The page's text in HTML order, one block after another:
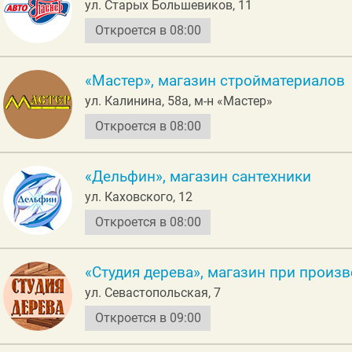
ул. Старых Большевиков, 11
Откроется в 08:00
«Мастер», магазин стройматериалов
ул. Калинина, 58а, м-н «Мастер»
Откроется в 08:00
«Дельфин», магазин сантехники
ул. Каховского, 12
Откроется в 08:00
«Студия дерева», магазин при
ул. Севастопольская, 7
Откроется в 09:00